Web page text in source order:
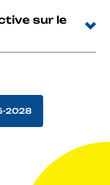
sur le
2028